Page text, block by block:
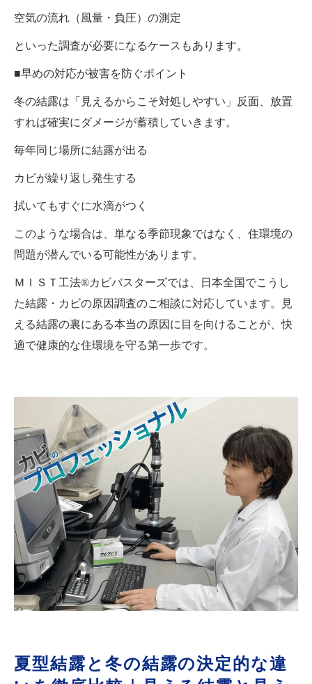
空気の流れ（風量・負圧）の測定
といった調査が必要になるケースもあります。
■早めの対応が被害を防ぐポイント
冬の結露は「見えるからこそ対処しやすい」反面、放置
すれば確実にダメージが蓄積していきます。
毎年同じ場所に結露が出る
カビが繰り返し発生する
拭いてもすぐに水滴がつく
このような場合は、単なる季節現象ではなく、住環境の
問題が潜んでいる可能性があります。
ＭＩＳＴ工法®カビバスターズでは、日本全国でこうし
た結露・カビの原因調査のご相談に対応しています。見
える結露の裏にある本当の原因に目を向けることが、快
適で健康的な住環境を守る第一歩です。
夏型結露と冬の結露の決定的な違